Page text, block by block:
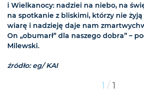
i Wielkanocy: nadziei na niebo, na
na spotkanie z bliskimi, którzy nie
wiarę i nadzieję daje nam
On „obumarł” dla naszego dobra” –
Milewski.
źródło: eg/ KAI
1 / 1